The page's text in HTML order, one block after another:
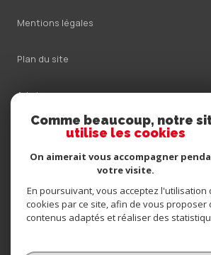
Mentions légales
Plan du site
Admin
Nos honoraires
Cookies
© 2026 | Tous droits réservés
Comme beaucoup, notre
utilise les cookies
On aimerait vous accompagner
votre visite.
En poursuivant, vous acceptez l'utilisation
cookies par ce site, afin de vous proposer
contenus adaptés et réaliser des